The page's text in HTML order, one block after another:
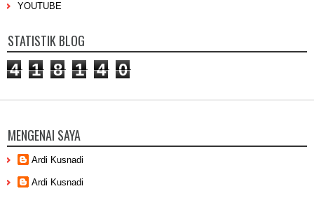
YOUTUBE
STATISTIK BLOG
4 1 8 1 4 0
MENGENAI SAYA
Ardi Kusnadi
Ardi Kusnadi